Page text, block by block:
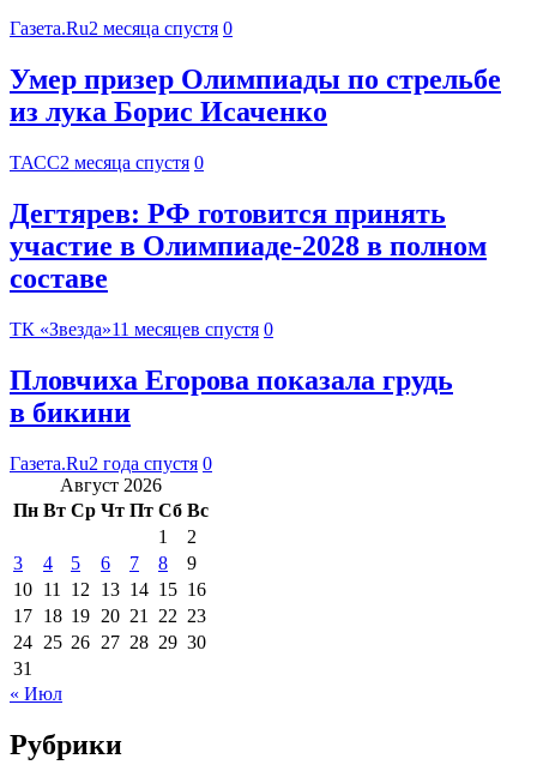
Газета.Ru2 месяца спустя 0
Умер призер Олимпиады по стрельбе
из лука Борис Исаченко
ТАСС2 месяца спустя 0
Дегтярев: РФ готовится принять
участие в Олимпиаде-2028 в полном
составе
ТК «Звезда»11 месяцев спустя 0
Пловчиха Егорова показала грудь
в бикини
Газета.Ru2 года спустя 0
Август 2026
Пн Вт Ср Чт Пт Сб Вс
1
2
3
4 5 6 7 8
9
10 11 12 13 14 15 16
17 18 19 20 21 22 23
24 25 26 27 28 29 30
31
« Июл
Рубрики